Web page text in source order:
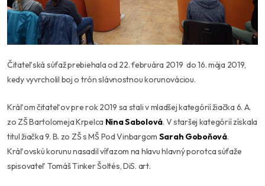
Čitateľská súťaž prebiehala od 22. februára 2019 do 16. mája 2019,
kedy vyvrcholil boj o trón slávnostnou korunováciou.
Kráľom čitateľov pre rok 2019 sa stali v mladšej kategórií žiačka 6. A.
zo ZŠ Bartolomeja Krpelca Nina Sabolová. V staršej kategórií získala
titul žiačka 9. B. zo ZŠ s MŠ Pod Vinbargom Sarah Goboňová.
Kráľovskú korunu nasadil víťazom na hlavu hlavný porotca súťaže
spisovateľ Tomáš Tinker Šoltés, DiS. art.